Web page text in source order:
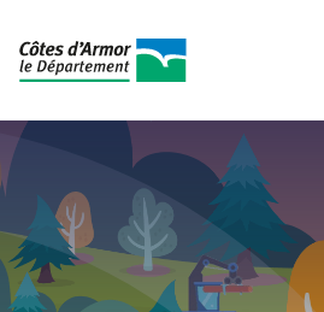
Aller
au
contenu
principal